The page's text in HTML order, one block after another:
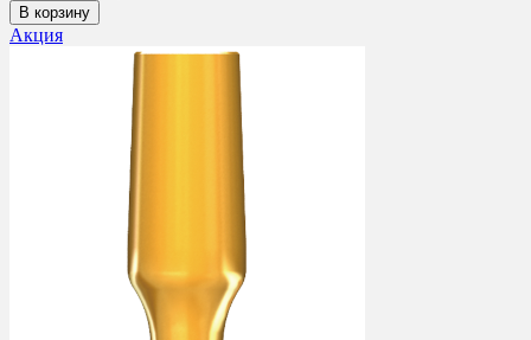
В корзину
Акция